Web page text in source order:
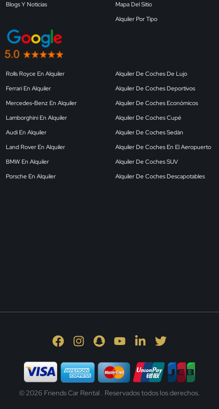
Blogs Y Noticias
Mapa Del Sitio
Alquiler Por Tipo
Rolls Royce En Alquiler
Ferrari En Alquiler
Mercedes-Benz En Alquiler
Lamborghini En Alquiler
Audi En Alquiler
Land Rover En Alquiler
BMW En Alquiler
Porsche En Alquiler
Alquiler De Coches De Lujo
Alquiler De Coches Deportivos
Alquiler De Coches Económicos
Alquiler De Coches Cupé
Alquiler De Coches Sedán
Alquiler De Coches En El Aeropuerto
Alquiler De Coches SUV
Alquiler De Coches Descapotables
© 2026 Friends Car Rental . Reservados todos los derechos.